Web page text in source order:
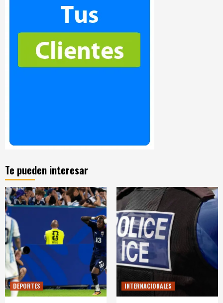
Te pueden interesar
DEPORTES INTERNACIONALES